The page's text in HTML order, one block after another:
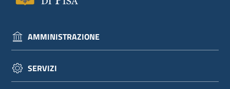
Argomenti
Seguici
su
AMMINISTRAZIONE
SERVIZI